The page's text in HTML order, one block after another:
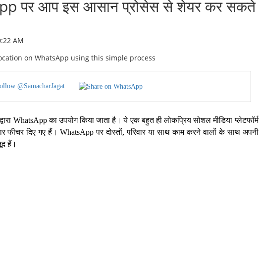
पर आप इस आसान प्रोसेस से शेयर कर सकते
AM
@SamacharJagat
WhatsApp का उपयोग किया जाता है। ये एक बहुत ही लोकप्रिय सोशल मीडिया प्लेटफॉर्म
दिए गए हैं। WhatsApp पर दोस्तों, परिवार या साथ काम करने वालों के साथ अपनी
हैं।